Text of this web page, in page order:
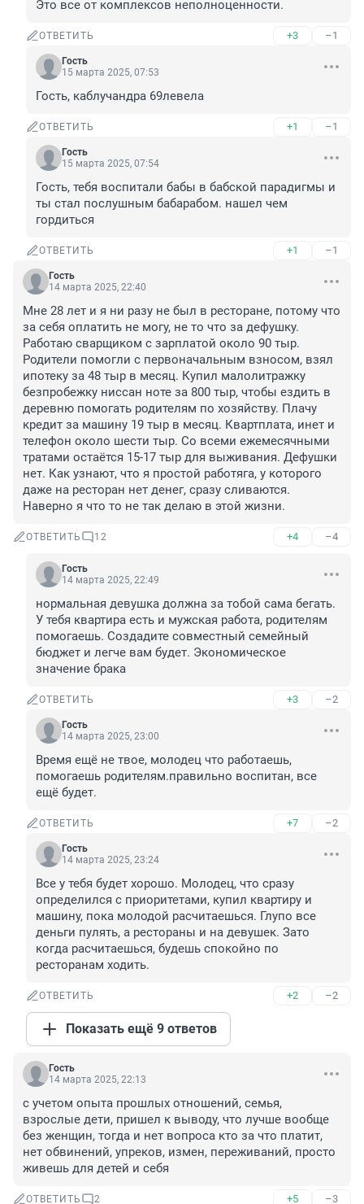
Это все от комплексов неполноценности.
ОТВЕТИТЬ +3 –1
Гость
15 марта 2025, 07:53
Гость, каблучандра 69левела
ОТВЕТИТЬ +1 –1
Гость
15 марта 2025, 07:54
Гость, тебя воспитали бабы в бабской парадигмы и
ты стал послушным бабарабом. нашел чем
гордиться
ОТВЕТИТЬ +1 –1
Гость
14 марта 2025, 22:40
Мне 28 лет и я ни разу не был в ресторане, потому что
за себя оплатить не могу, не то что за дефушку.
Работаю сварщиком с зарплатой около 90 тыр.
Родители помогли с первоначальным взносом, взял
ипотеку за 48 тыр в месяц. Купил малолитражку
безпробежку ниссан ноте за 800 тыр, чтобы ездить в
деревню помогать родителям по хозяйству. Плачу
кредит за машину 19 тыр в месяц. Квартплата, инет и
телефон около шести тыр. Со всеми ежемесячными
тратами остаётся 15-17 тыр для выживания. Дефушки
нет. Как узнают, что я простой работяга, у которого
даже на ресторан нет денег, сразу сливаются.
Наверно я что то не так делаю в этой жизни.
ОТВЕТИТЬ 12 +4 –4
Гость
14 марта 2025, 22:49
нормальная девушка должна за тобой сама бегать.
У тебя квартира есть и мужская работа, родителям
помогаешь. Создадите совместный семейный
бюджет и легче вам будет. Экономическое
значение брака
ОТВЕТИТЬ +3 –2
Гость
14 марта 2025, 23:00
Время ещё не твое, молодец что работаешь,
помогаешь родителям.правильно воспитан, все
ещё будет.
ОТВЕТИТЬ +7 –2
Гость
14 марта 2025, 23:24
Все у тебя будет хорошо. Молодец, что сразу
определился с приоритетами, купил квартиру и
машину, пока молодой расчитаешься. Глупо все
деньги пулять, а рестораны и на девушек. Зато
когда расчитаешься, будешь спокойно по
ресторанам ходить.
ОТВЕТИТЬ +2 –2
Показать ещё 9 ответов
Гость
14 марта 2025, 22:13
с учетом опыта прошлых отношений, семья,
взрослые дети, пришел к выводу, что лучше вообще
без женщин, тогда и нет вопроса кто за что платит,
нет обвинений, упреков, измен, переживаний, просто
живешь для детей и себя
ОТВЕТИТЬ 2 +5 –3